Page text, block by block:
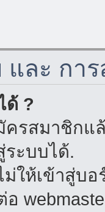
และ กา
ด้ ?
รสมาชิกแ
ระบบได้.
ให้เข้าสู่บอ